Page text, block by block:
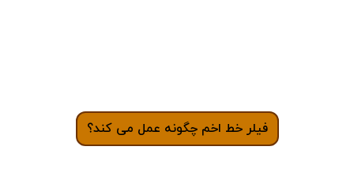
فیلر خط اخم چگونه عمل می کند؟